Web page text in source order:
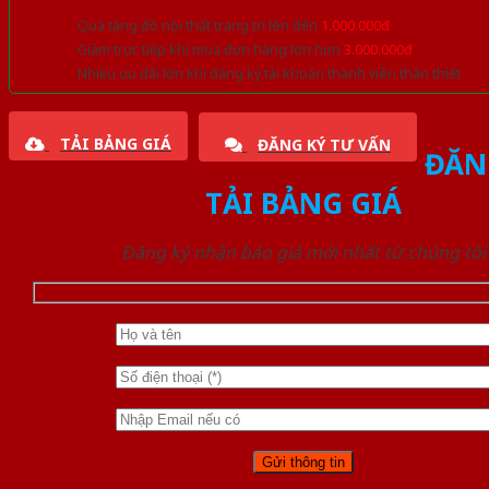
Quà tặng đồ nội thất trang trí lên đến 1.000.000đ
Giảm trực tiếp khi mua đơn hàng lớn hơn 3.000.000đ
Nhiều ưu đãi lớn khi đăng ký tài khoản thành viên thân thiết
TẢI BẢNG GIÁ ĐĂNG KÝ TƯ VẤN
TẢI BẢNG GIÁ
Đăng ký nhận báo giá mới nhất từ chúng tôi